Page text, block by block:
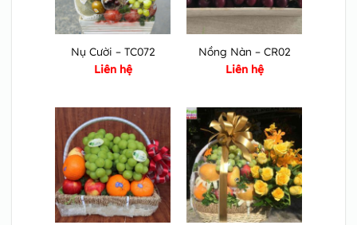
Nụ Cười – TC072
Liên hệ
Nồng Nàn – CR02
Liên hệ